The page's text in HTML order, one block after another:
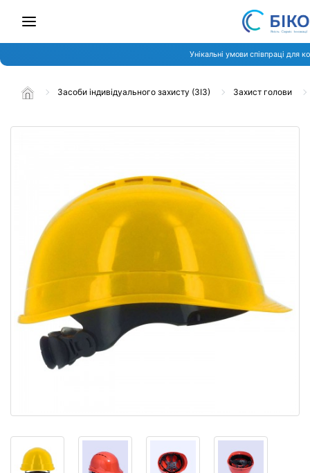
Унікальні умови співпраці для
Засоби індивідуального захисту (ЗІЗ) Захист голови